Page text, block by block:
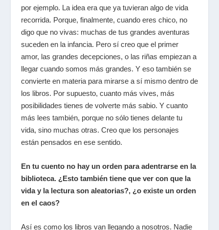
por ejemplo. La idea era que ya tuvieran algo de vida
recorrida. Porque, finalmente, cuando eres chico, no
digo que no vivas: muchas de tus grandes aventuras
suceden en la infancia. Pero sí creo que el primer
amor, las grandes decepciones, o las riñas empiezan a
llegar cuando somos más grandes. Y eso también se
convierte en materia para mirarse a sí mismo dentro de
los libros. Por supuesto, cuanto más vives, más
posibilidades tienes de volverte más sabio. Y cuanto
más lees también, porque no sólo tienes delante tu
vida, sino muchas otras. Creo que los personajes
están pensados en ese sentido.
En tu cuento no hay un orden para adentrarse en la
biblioteca. ¿Esto también tiene que ver con que la
vida y la lectura son aleatorias?, ¿o existe un orden
en el caos?
Así es como los libros van llegando a nosotros. Nadie